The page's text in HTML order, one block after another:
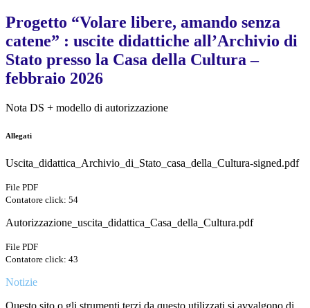
Progetto “Volare libere, amando senza
catene” : uscite didattiche all’Archivio di
Stato presso la Casa della Cultura –
febbraio 2026
Nota DS + modello di autorizzazione
Allegati
Uscita_didattica_Archivio_di_Stato_casa_della_Cultura-signed.pdf
File PDF
Contatore click: 54
Autorizzazione_uscita_didattica_Casa_della_Cultura.pdf
File PDF
Contatore click: 43
Notizie
Questo sito o gli strumenti terzi da questo utilizzati si avvalgono di